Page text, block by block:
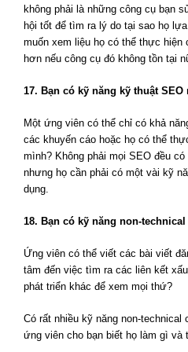
không phải là những công cụ bạn
hội tốt để tìm ra lý do tại sao họ
muốn xem liệu họ có thể thực hiện
hơn nếu công cụ đó không tồn tại
17. Bạn có kỹ năng kỹ thuật SEO
Một ứng viên có thể chỉ có khả
các khuyến cáo hoặc họ có thể
mình? Không phải mọi SEO đều
nhưng họ cần phải có một vài kỹ
dụng.
18. Bạn có kỹ năng non-
Ứng viên có thể viết các bài viết
tâm đến việc tìm ra các liên kết
phát triển khác để xem mọi thứ?
Có rất nhiều kỹ năng non-
ứng viên cho bạn biết họ làm gì và